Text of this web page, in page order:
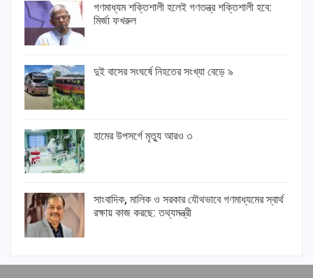
গণমাধ্যম শক্তিশালী হলেই গণতন্ত্র শক্তিশালী হবে:
মির্জা ফখরুল
দুই বাসের সংঘর্ষে নিহতের সংখ্যা বেড়ে ৯
হামের উপসর্গে মৃত্যু আরও ৩
সাংবাদিক, মালিক ও সরকার যৌথভাবে গণমাধ্যমের স্বার্থ
রক্ষায় কাজ করছে: তথ্যমন্ত্রী